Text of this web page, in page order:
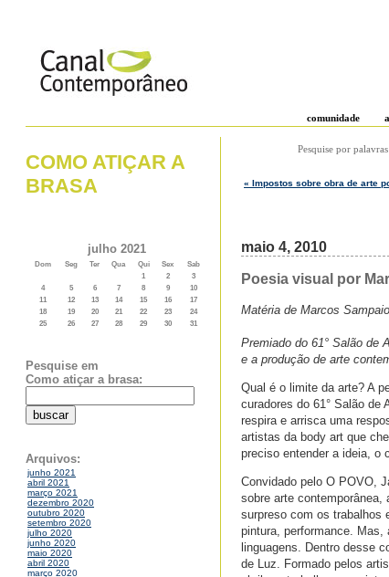
comunidade
COMO ATIÇAR A
BRASA
julho 2021
Dom Seg Ter Qua Qui Sex
Sab
1
2
3
4
5 6 7 8 9
10
11
12 13 14 15 16
17
18
19 20 21 22 23
24
25
26 27 28 29 30 31
Pesquise em
Como atiçar a brasa:
Arquivos:
junho 2021
abril 2021
março 2021
dezembro 2020
outubro 2020
setembro 2020
julho 2020
junho 2020
maio 2020
abril 2020
março 2020
Pesquise por
« Impostos sobre obra de arte
maio 4, 2010
Poesia visual por
Matéria de Marcos Sampaio
Premiado do 61° Salão de
e a produção de arte
Qual é o limite da arte? A
curadores do 61° Salão de
respira e arrisca uma
artistas da body art que
preciso entender a ideia, o
Convidado pelo O POVO,
sobre arte
surpreso com os trabalhos
pintura, performance. Mas,
linguagens. Dentro desse
de Luz. Formado pelos